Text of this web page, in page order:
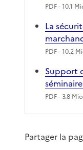
PDF- 10.1
La
PDF- 10.2
Support
PDF- 3.8 Mio
Partager la